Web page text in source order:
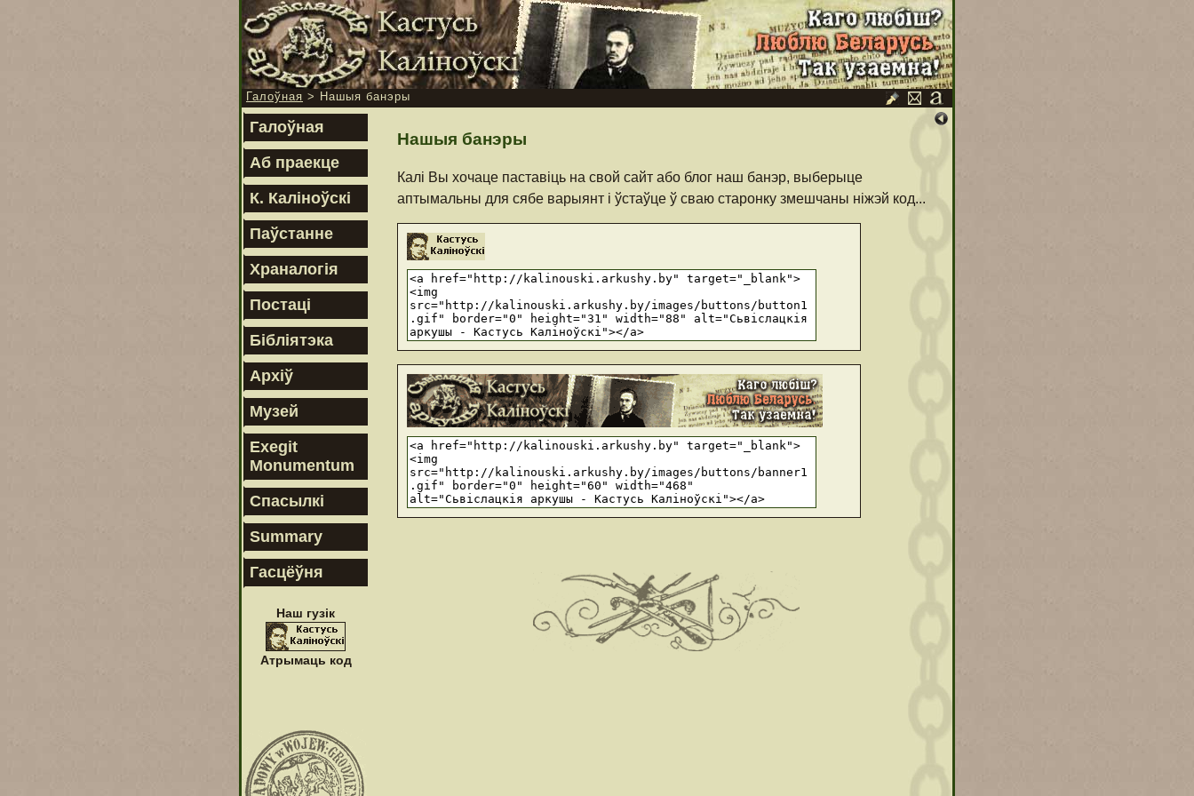
Галоўная > Нашыя банэры
Галоўная
Аб праекце
К. Каліноўскі
Паўстанне
Храналогія
Постаці
Бібліятэка
Архіў
Музей
Exegit
Monumentum
Спасылкі
Summary
Гасцёўня
Наш гузік
Атрымаць код
Нашыя банэры
Калі Вы хочаце паставіць на свой сайт або блог наш банэр, выберыце
аптымальны для сябе варыянт і ўстаўце ў сваю старонку змешчаны ніжэй код...